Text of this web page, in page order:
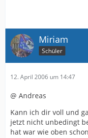
Miriam
Schüler
12. April 2006 um 14:47
@ Andreas
Kann ich dir voll und
jetzt nicht unbedingt
hat war wie oben